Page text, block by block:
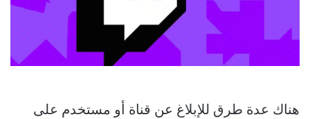
هناك عدة طرق للإبلاغ عن قناة أو مستخدم على